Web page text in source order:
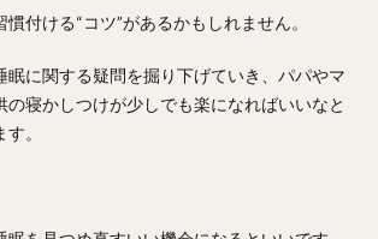
付ける“コツ”があるかもしれません。
眠に関する疑問を掘り下げていき、パパやマ
の寝かしつけが少しでも楽になればいいなと
。